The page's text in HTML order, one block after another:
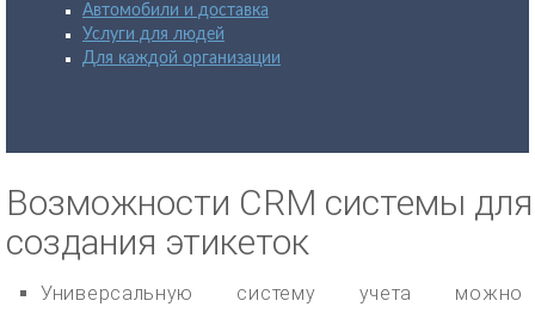
Автомобили и доставка
Услуги для людей
Для каждой организации
Возможности CRM системы для
создания этикеток
Универсальную систему учета можно